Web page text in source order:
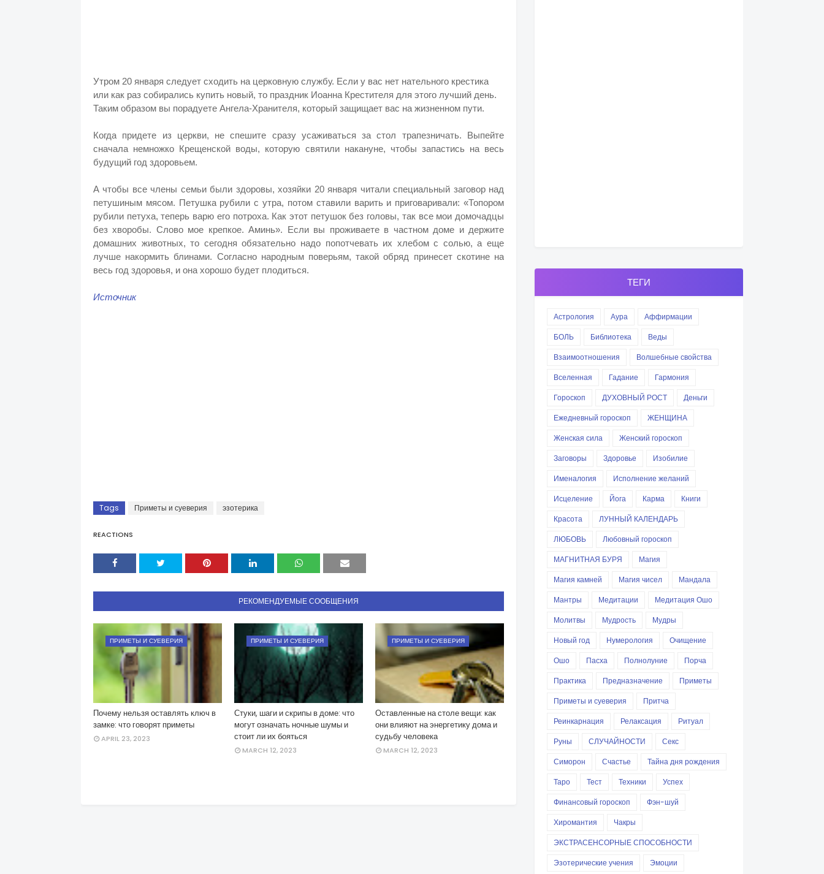
Утром 20 января следует сходить на церковную службу. Если у вас нет нательного крестика
или как раз собирались купить новый, то праздник Иоанна Крестителя для этого лучший день.
Таким образом вы порадуете Ангела-Хранителя, который защищает вас на жизненном пути.
Когда придете из церкви, не спешите сразу усаживаться за стол трапезничать. Выпейте
сначала немножко Крещенской воды, которую святили накануне, чтобы запастись на весь
будущий год здоровьем.
А чтобы все члены семьи были здоровы, хозяйки 20 января читали специальный заговор над
петушиным мясом. Петушка рубили с утра, потом ставили варить и приговаривали: «Топором
рубили петуха, теперь варю его потроха. Как этот петушок без головы, так все мои домочадцы
без хворобы. Слово мое крепкое. Аминь». Если вы проживаете в частном доме и держите
домашних животных, то сегодня обязательно надо попотчевать их хлебом с солью, а еще
лучше накормить блинами. Согласно народным поверьям, такой обряд принесет скотине на
весь год здоровья, и она хорошо будет плодиться.
Источник
Tags Приметы и суеверия эзотерика
REACTIONS
РЕКОМЕНДУЕМЫЕ СООБЩЕНИЯ
ПРИМЕТЫ И СУЕВЕРИЯ
Почему нельзя оставлять ключ в
замке: что говорят приметы
APRIL 23, 2023
ПРИМЕТЫ И СУЕВЕРИЯ
Стуки, шаги и скрипы в доме: что
могут означать ночные шумы и
стоит ли их бояться
MARCH 12, 2023
ПРИМЕТЫ И СУЕВЕРИЯ
Оставленные на столе вещи: как
они влияют на энергетику дома и
судьбу человека
MARCH 12, 2023
ТЕГИ
Астрология Аура
Аффирмации
БОЛЬ
Библиотека
Веды
Взаимоотношения
Волшебные свойства
Вселенная
Гадание
Гармония
Гороскоп
ДУХОВНЫЙ РОСТ
Деньги
Ежедневный гороскоп
ЖЕНЩИНА
Женская сила
Женский гороскоп
Заговоры
Здоровье
Изобилие
Именалогия
Исполнение желаний
Исцеление
Йога Карма
Книги
Красота
ЛУННЫЙ КАЛЕНДАРЬ
ЛЮБОВЬ
Любовный гороскоп
МАГНИТНАЯ БУРЯ
Магия
Магия камней
Магия чисел
Мандала
Мантры
Медитации
Медитация Ошо
Молитвы
Мудрость
Мудры
Новый год
Нумерология
Очищение
Ошо
Пасха Полнолуние
Порча
Практика
Предназначение
Приметы
Приметы и суеверия
Притча
Реинкарнация
Релаксация
Ритуал
Руны
СЛУЧАЙНОСТИ
Секс
Симорон
Счастье
Тайна дня рождения
Таро
Тест Техники
Успех
Финансовый гороскоп
Фэн-шуй
Хиромантия
Чакры
ЭКСТРАСЕНСОРНЫЕ СПОСОБНОСТИ
Эзотерические учения
Эмоции